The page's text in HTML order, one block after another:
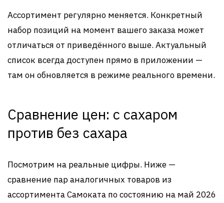
Ассортимент регулярно меняется. Конкретный
набор позиций на момент вашего заказа может
отличаться от приведённого выше. Актуальный
список всегда доступен прямо в приложении —
там он обновляется в режиме реального времени.
Сравнение цен: с сахаром
против без сахара
Посмотрим на реальные цифры. Ниже —
сравнение пар аналогичных товаров из
ассортимента Самоката по состоянию на май 2026